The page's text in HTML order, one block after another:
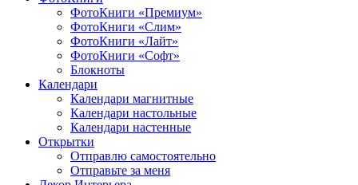
ФотоКниги «Премиум»
ФотоКниги «Слим»
ФотоКниги «Лайт»
ФотоКниги «Софт»
Блокноты
Календари
Календари магнитные
Календари настольные
Календари настенные
Открытки
Отправлю самостоятельно
Отправьте за меня